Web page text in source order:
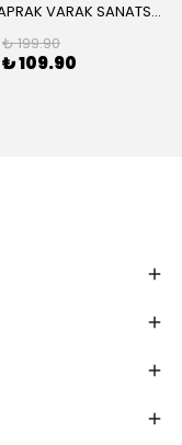
ALTIN YAPRAK VARAK SANATSAL BÜYÜK BOY FOLYO EPOKSİ REÇİNE NAİL ART 8 ADET ALTIN RENK 14X14 CM
₺ 199.90
₺ 109.90